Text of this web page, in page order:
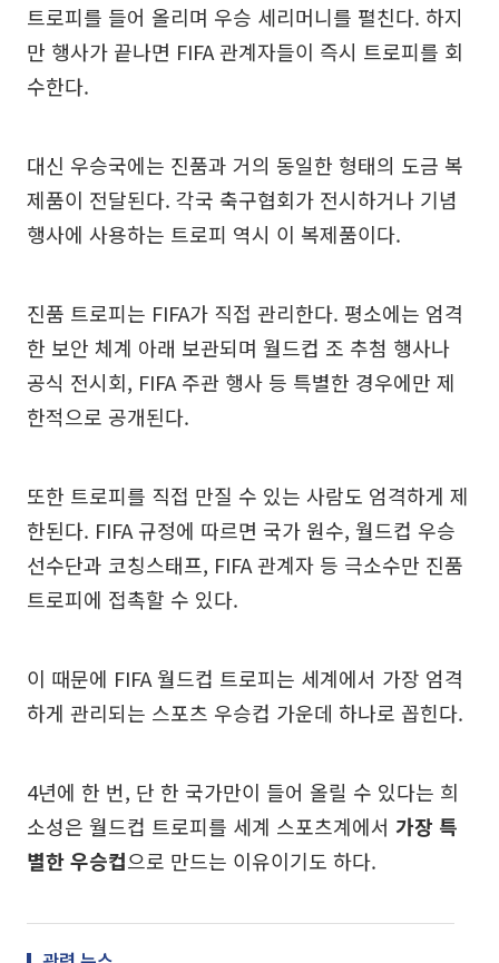
트로피를 들어 올리며 우승 세리머니를 펼친다. 하지
만 행사가 끝나면 FIFA 관계자들이 즉시 트로피를 회
수한다.
대신 우승국에는 진품과 거의 동일한 형태의 도금 복
제품이 전달된다. 각국 축구협회가 전시하거나 기념
행사에 사용하는 트로피 역시 이 복제품이다.
진품 트로피는 FIFA가 직접 관리한다. 평소에는 엄격
한 보안 체계 아래 보관되며 월드컵 조 추첨 행사나
공식 전시회, FIFA 주관 행사 등 특별한 경우에만 제
한적으로 공개된다.
또한 트로피를 직접 만질 수 있는 사람도 엄격하게 제
한된다. FIFA 규정에 따르면 국가 원수, 월드컵 우승
선수단과 코칭스태프, FIFA 관계자 등 극소수만 진품
트로피에 접촉할 수 있다.
이 때문에 FIFA 월드컵 트로피는 세계에서 가장 엄격
하게 관리되는 스포츠 우승컵 가운데 하나로 꼽힌다.
4년에 한 번, 단 한 국가만이 들어 올릴 수 있다는 희
소성은 월드컵 트로피를 세계 스포츠계에서 가장 특
별한 우승컵으로 만드는 이유이기도 하다.